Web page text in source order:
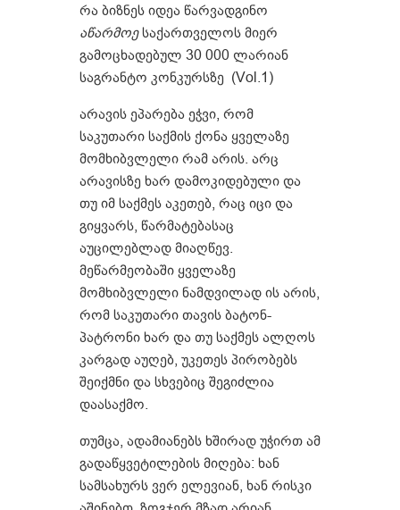
რა ბიზნეს იდეა წარვადგინო
აწარმოესაქართველოს მიერ
გამოცხადებულ 30 000 ლარიან
საგრანტო კონკურსზე (Vol.1)
არავის ეპარება ეჭვი, რომ
საკუთარი საქმის ქონა ყველაზე
მომხიბვლელი რამ არის. არც
არავისზე ხარ დამოკიდებული და
თუ იმ საქმეს აკეთებ, რაც იცი და
გიყვარს, წარმატებასაც
აუცილებლად მიაღწევ.
მეწარმეობაში ყველაზე
მომხიბვლელი ნამდვილად ის არის,
რომ საკუთარი თავის ბატონ-
პატრონი ხარ და თუ საქმეს ალღოს
კარგად აუღებ, უკეთეს პირობებს
შეიქმნი და სხვებიც შეგიძლია
დაასაქმო.
თუმცა, ადამიანებს ხშირად უჭირთ ამ
გადაწყვეტილების მიღება: ხან
სამსახურს ვერ ელევიან, ხან რისკი